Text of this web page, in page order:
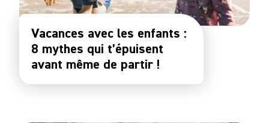
Vacances avec les enfants :
8 mythes qui t’épuisent
avant même de partir !